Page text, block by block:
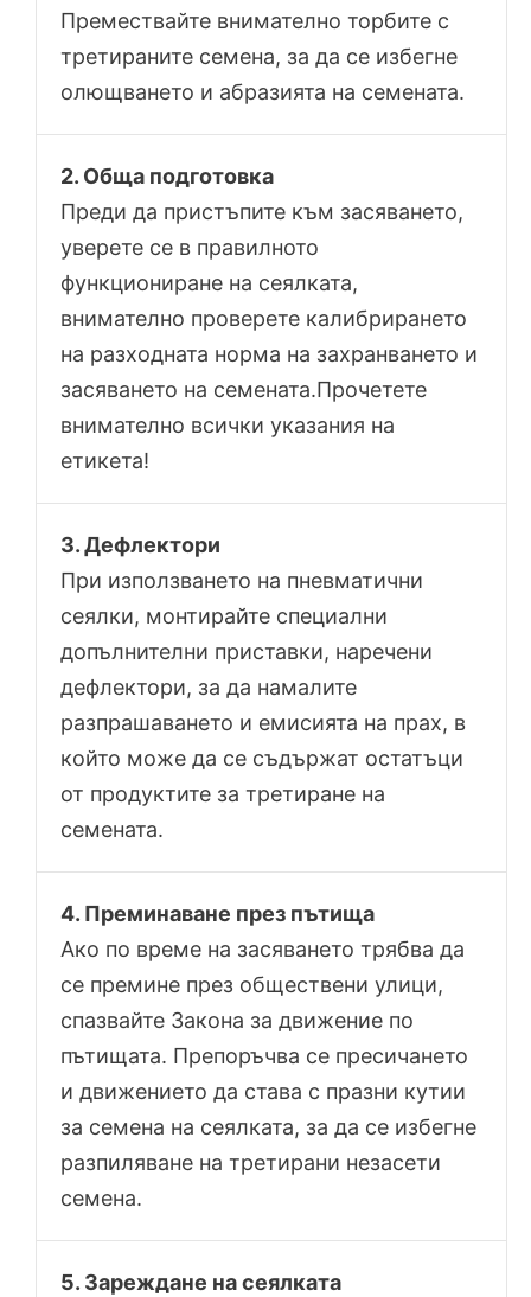
Премествайте внимателно торбите с
третираните семена, за да се избегне
олющването и абразията на семената.
2. Обща подготовка
Преди да пристъпите към засяването,
уверете се в правилното
функциониране на сеялката,
внимателно проверете калибрирането
на разходната норма на захранването и
засяването на семената.Прочетете
внимателно всички указания на
етикета!
3. Дефлектори
При използването на пневматични
сеялки, монтирайте специални
допълнителни приставки, наречени
дефлектори, за да намалите
разпрашаването и емисията на прах, в
който може да се съдържат остатъци
от продуктите за третиране на
семената.
4. Преминаване през пътища
Ако по време на засяването трябва да
се премине през обществени улици,
спазвайте Закона за движение по
пътищата. Препоръчва се пресичането
и движението да става с празни кутии
за семена на сеялката, за да се избегне
разпиляване на третирани незасети
семена.
5. Зареждане на сеялката